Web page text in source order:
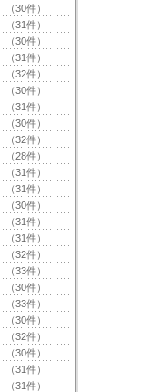
（30件）
（31件）
（30件）
（31件）
（32件）
（30件）
（31件）
（30件）
（32件）
（28件）
（31件）
（31件）
（30件）
（31件）
（31件）
（32件）
（33件）
（30件）
（33件）
（30件）
（32件）
（30件）
（31件）
（31件）